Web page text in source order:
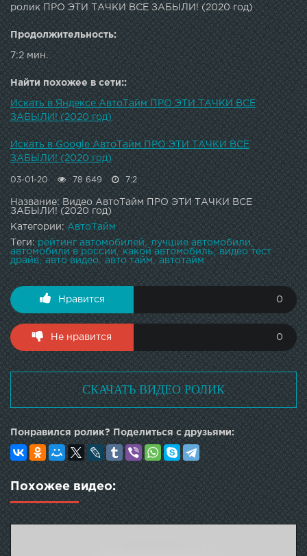
автомобилей и многое другое!По вопросам рекламы,
сотрудничества - mashor@ip.team
ролик ПРО ЭТИ ТАЧКИ ВСЕ ЗАБЫЛИ! (2020 год)
Продолжительность:
7:2 мин.
Найти похожее в сети::
Искать в Яндексе АвтоТайм ПРО ЭТИ ТАЧКИ ВСЕ
ЗАБЫЛИ! (2020 год)
Искать в Google АвтоТайм ПРО ЭТИ ТАЧКИ ВСЕ
ЗАБЫЛИ! (2020 год)
03-01-20 78 649 7:2
Название: Видео АвтоТайм ПРО ЭТИ ТАЧКИ ВСЕ
ЗАБЫЛИ! (2020 год)
Категории:АвтоТайм
Теги:рейтинг автомобилей
лучшие автомобили
автомобили в россии
какой автомобиль
видео тест
драйв
авто видео авто тайм автотайм
Нравится 0
Не нравится 0
СКАЧАТЬ ВИДЕО РОЛИК
Понравился ролик? Поделиться с друзьями:
Похожее видео: